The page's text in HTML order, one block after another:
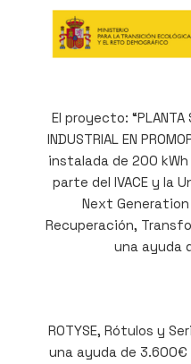
El proyecto: “PLANTA
INDUSTRIAL EN
instalada de 200
parte del IVACE y la
Next
Recuperación,
una ayuda
ROTYSE, Rótulos y
una ayuda de 3.600€